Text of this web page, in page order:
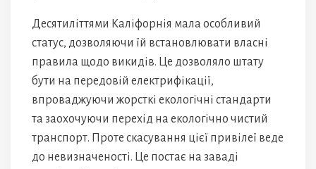
Десятиліттями Каліфорнія мала особливий
статус, дозволяючи їй встановлювати власні
правила щодо викидів. Це дозволяло штату
бути на передовій електрифікації,
впроваджуючи жорсткі екологічні стандарти
та заохочуючи перехід на екологічно чистий
транспорт. Проте скасування цієї привілеї веде
до невизначеності. Це постає на заваді